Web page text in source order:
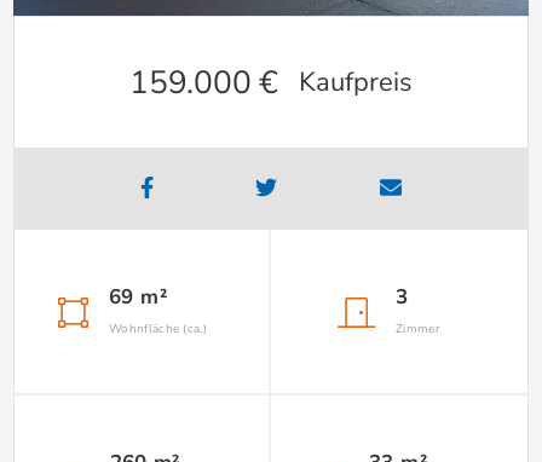
159.000 € Kaufpreis
69 m²
Wohnfläche (ca.)
3
Zimmer